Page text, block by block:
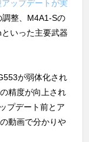
ップデートが実
整、M4A1-Sの
いった主要武器
が弱体化され
精度が向上され
プデート前とア
動画で分かりや